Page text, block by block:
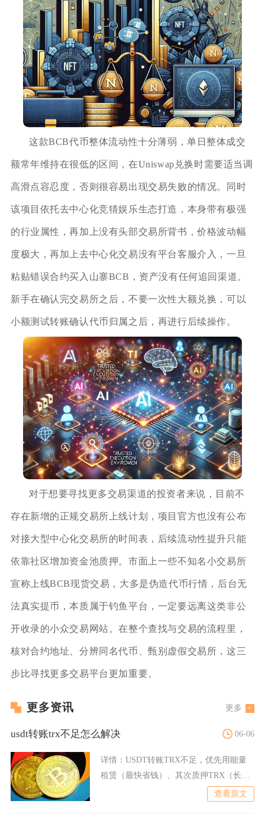
这款BCB代币整体流动性十分薄弱，单日整体成交
额常年维持在很低的区间，在Uniswap兑换时需要适当调
高滑点容忍度，否则很容易出现交易失败的情况。同时
该项目依托去中心化竞猜娱乐生态打造，本身带有极强
的行业属性，再加上没有头部交易所背书，价格波动幅
度极大，再加上去中心化交易没有平台客服介入，一旦
粘贴错误合约买入山寨BCB，资产没有任何追回渠道。
新手在确认完交易所之后，不要一次性大额兑换，可以
小额测试转账确认代币归属之后，再进行后续操作。
对于想要寻找更多交易渠道的投资者来说，目前不
存在新增的正规交易所上线计划，项目官方也没有公布
对接大型中心化交易所的时间表，后续流动性提升只能
依靠社区增加资金池质押。市面上一些不知名小交易所
宣称上线BCB现货交易，大多是伪造代币行情，后台无
法真实提币，本质属于钓鱼平台，一定要远离这类非公
开收录的小众交易网站。在整个查找与交易的流程里，
核对合约地址、分辨同名代币、甄别虚假交易所，这三
步比寻找更多交易平台更加重要。
更多资讯 更多
usdt转账trx不足怎么解决 06-06
详情： USDT转账TRX不足，优先用能量
租赁（最快省钱）、其次质押TRX（长期
查看原文